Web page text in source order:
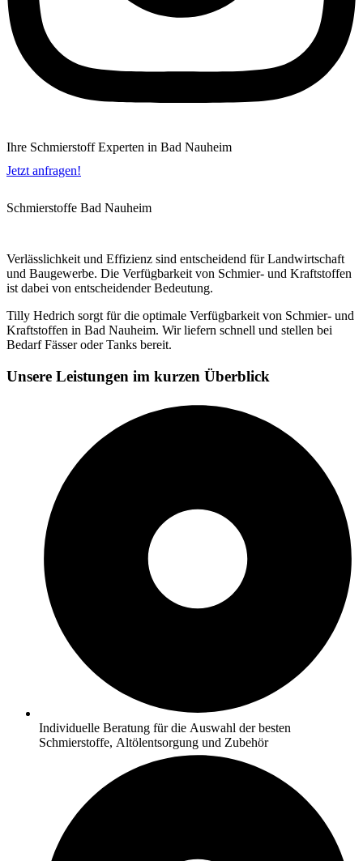
Ihre Schmierstoff Experten in Bad Nauheim
Jetzt anfragen!
Schmierstoffe Bad Nauheim
Verlässlichkeit und Effizienz sind entscheidend für Landwirtschaft
und Baugewerbe. Die Verfügbarkeit von Schmier- und Kraftstoffen
ist dabei von entscheidender Bedeutung.
Tilly Hedrich sorgt für die optimale Verfügbarkeit von Schmier- und
Kraftstoffen in Bad Nauheim. Wir liefern schnell und stellen bei
Bedarf Fässer oder Tanks bereit.
Unsere Leistungen im kurzen Überblick​
Individuelle Beratung für die Auswahl der besten
Schmierstoffe, Altölentsorgung und Zubehör